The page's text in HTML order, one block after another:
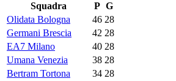
Squadra
P G
Olidata Bologna
46 28
Germani Brescia
42 28
EA7 Milano
40 28
Umana Venezia
38 28
Bertram Tortona
34 28